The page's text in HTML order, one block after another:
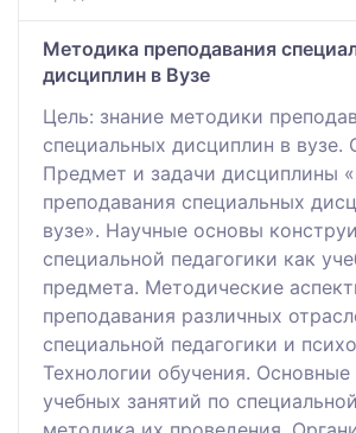
Методика преподавания
дисциплин в Вузе
Цель: знание методики
специальных дисциплин в вузе.
Предмет и задачи дисциплины
преподавания специальных
вузе». Научные основы
специальной педагогики как
предмета. Методические
преподавания различных
специальной педагогики и
Технологии обучения.
учебных занятий по